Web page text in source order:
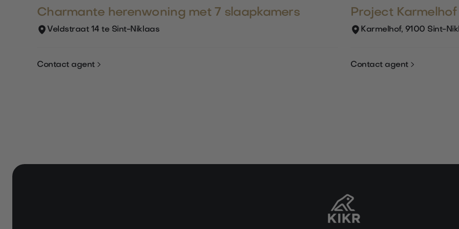
Charmante herenwoning met 7 slaapkamers
Veldstraat 14 te Sint-Niklaas
Contact agent
Project Karmelhof
Karmelhof, 9100 Sint-
Contact agent